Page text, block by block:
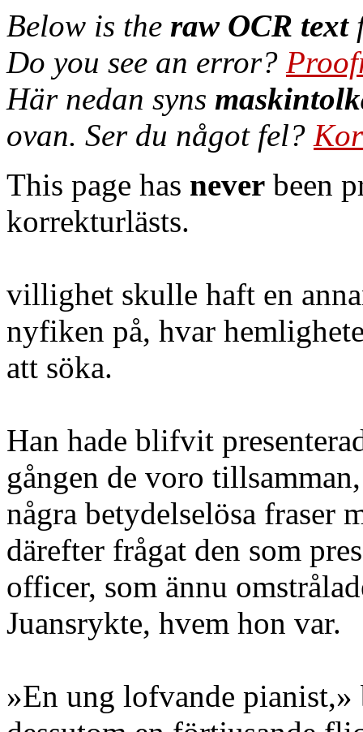
Below is the raw OCR text
Do you see an error?
Här nedan syns
ovan. Ser du något fel?
This page has never been
korrekturlästs.
villighet skulle haft en
nyfiken på, hvar
att söka.
Han hade blifvit
gången de voro
några betydelselösa fraser
därefter frågat den som
officer, som ännu
Juansrykte, hvem hon var.
»En ung lofvande pianist,»